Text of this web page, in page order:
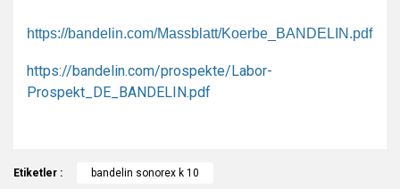
https://bandelin.com/Massblatt/Koerbe_BANDELIN.pdf
https://bandelin.com/prospekte/Labor-
Prospekt_DE_BANDELIN.pdf
konularda yetersiz gördüğünüz noktaları öneri formunu
Etiketler : bandelin sonorex k 10